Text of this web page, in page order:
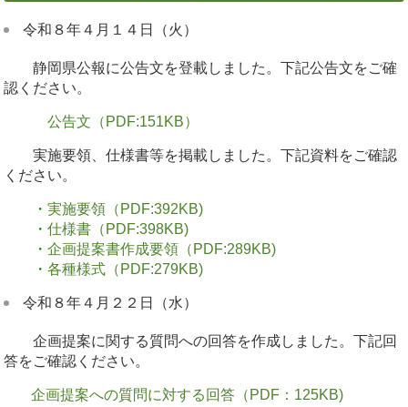
令和８年４月１４日（火）
静岡県公報に公告文を登載しました。下記公告文をご確
認ください。
公告文（PDF:151KB）
実施要領、仕様書等を掲載しました。下記資料をご確認
ください。
・実施要領（PDF:392KB)
・仕様書（PDF:398KB)
・企画提案書作成要領（PDF:289KB)
・各種様式（PDF:279KB)
令和８年４月２２日（水）
企画提案に関する質問への回答を作成しました。下記回
答をご確認ください。
企画提案への質問に対する回答（PDF：125KB)